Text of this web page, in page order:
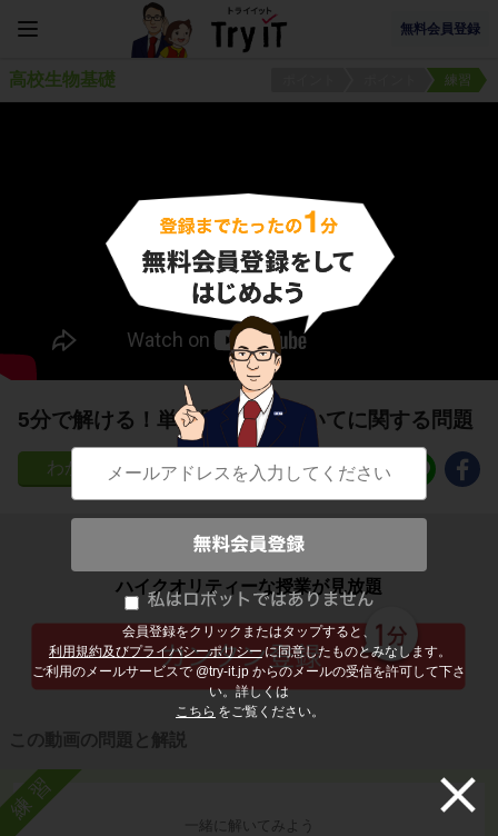
無料会員登録
会員登録をクリックまたはタップすると、
利用規約及びプライバシーポリシー に同意したものとみなします。
ご利用のメールサービスで @try-it.jp からのメールの受信を許可して下さ
い。詳しくは
こちら をご覧ください。
高校生物基礎 練習
5分で解ける！単細胞生物についてに関する問題
45
子どもの勉強から大人の学び直しまで
ハイクオリティーな授業が見放題
この動画の問題と解説
練習
一緒に解いてみよう